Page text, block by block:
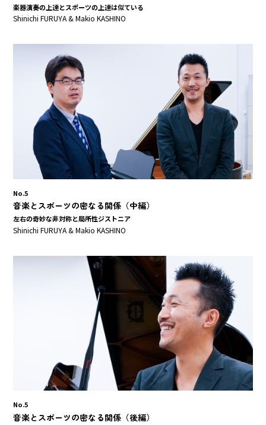
楽器演奏の上達とスポーツの上達は似ている
Shinichi FURUYA & Makio KASHINO
No.5
音楽とスポーツの密なる関係（中編）
左右の奇妙な非対称と局所性ジストニア
Shinichi FURUYA & Makio KASHINO
No.5
音楽とスポーツの密なる関係（後編）